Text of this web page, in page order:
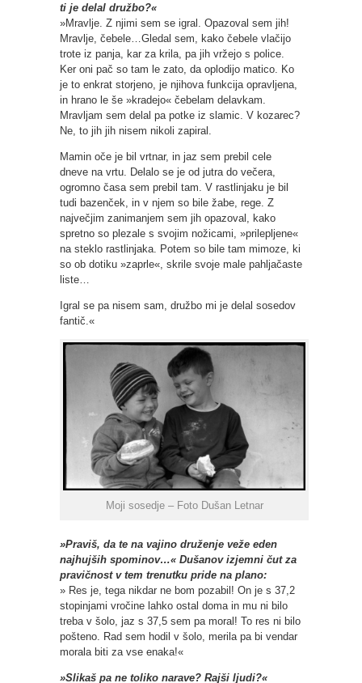
ti je delal družbo?«
»Mravlje. Z njimi sem se igral. Opazoval sem jih!
Mravlje, čebele…Gledal sem, kako čebele vlačijo
trote iz panja, kar za krila, pa jih vržejo s police.
Ker oni pač so tam le zato, da oplodijo matico. Ko
je to enkrat storjeno, je njihova funkcija opravljena,
in hrano le še »kradejo« čebelam delavkam.
Mravljam sem delal pa potke iz slamic. V kozarec?
Ne, to jih jih nisem nikoli zapiral.
Mamin oče je bil vrtnar, in jaz sem prebil cele
dneve na vrtu. Delalo se je od jutra do večera,
ogromno časa sem prebil tam. V rastlinjaku je bil
tudi bazenček, in v njem so bile žabe, rege. Z
največjim zanimanjem sem jih opazoval, kako
spretno so plezale s svojim nožicami, »prilepljene«
na steklo rastlinjaka. Potem so bile tam mimoze, ki
so ob dotiku »zaprle«, skrile svoje male pahljačaste
liste…
Igral se pa nisem sam, družbo mi je delal sosedov
fantič.«
Moji sosedje – Foto Dušan Letnar
»Praviš, da te na vajino druženje veže eden
najhujših spominov…« Dušanov izjemni čut za
pravičnost v tem trenutku pride na plano:
» Res je, tega nikdar ne bom pozabil! On je s 37,2
stopinjami vročine lahko ostal doma in mu ni bilo
treba v šolo, jaz s 37,5 sem pa moral! To res ni bilo
pošteno. Rad sem hodil v šolo, merila pa bi vendar
morala biti za vse enaka!«
»Slikaš pa ne toliko narave? Rajši ljudi?«